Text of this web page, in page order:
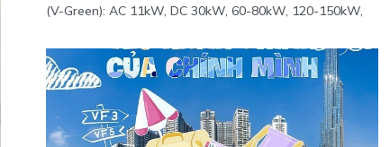
(V-Green): AC 11kW, DC 30kW, 60-80kW, 120-150kW,